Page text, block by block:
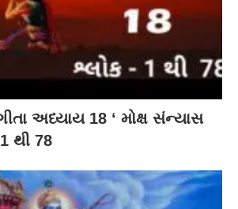
અધ્યાય 18 ‘ મોક્ષ સંન્યાસ
થી 78